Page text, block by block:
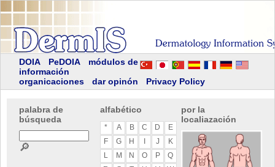
DOIA PeDOIA
módulos de
información
organicaciones
dar opinón Privacy Policy
palabra de
búsqueda
🔎
alfabético
* A B C D
E
F
G H J
K
L
M N O P
Q
por la
localiazación